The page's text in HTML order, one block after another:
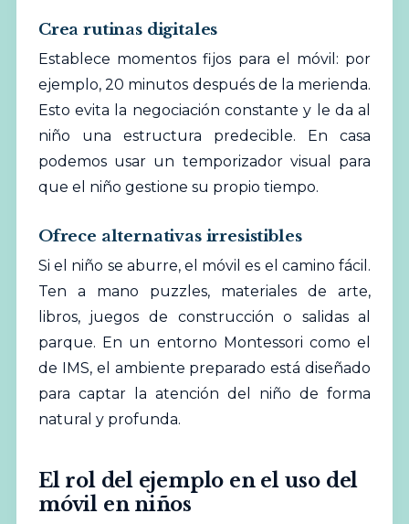
Crea rutinas digitales
Establece momentos fijos para el móvil: por
ejemplo, 20 minutos después de la merienda.
Esto evita la negociación constante y le da al
niño una estructura predecible. En casa
podemos usar un temporizador visual para
que el niño gestione su propio tiempo.
Ofrece alternativas irresistibles
Si el niño se aburre, el móvil es el camino fácil.
Ten a mano puzzles, materiales de arte,
libros, juegos de construcción o salidas al
parque. En un entorno Montessori como el
de IMS, el ambiente preparado está diseñado
para captar la atención del niño de forma
natural y profunda.
El rol del ejemplo en el uso del
móvil en niños